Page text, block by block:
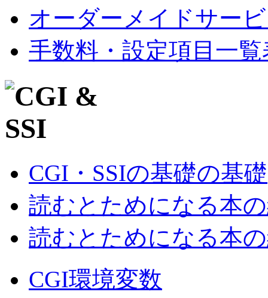
オーダーメイドサー
手数料・設定項目一覧
CGI・SSIの基礎の基礎
読むとためになる本
読むとためになる本
CGI環境変数